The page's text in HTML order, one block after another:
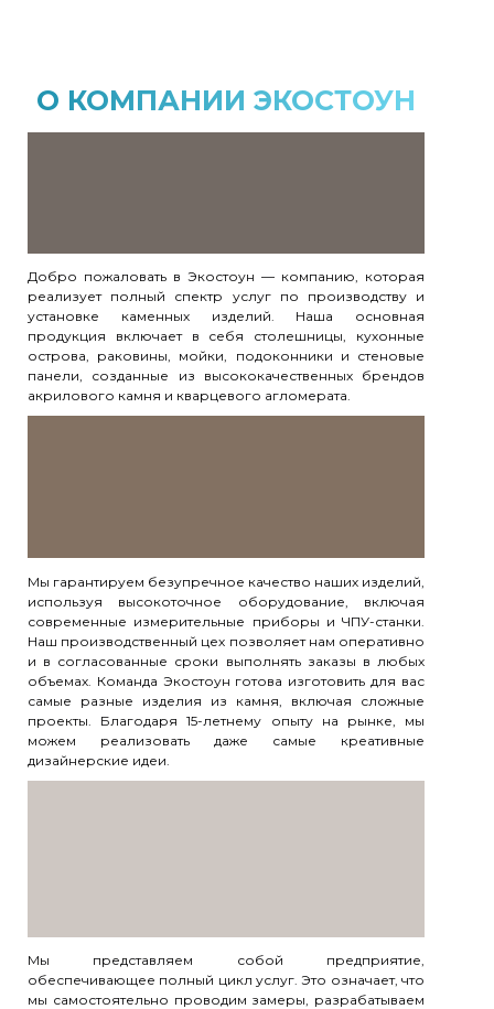
Мы гарантируем безупречное качество наших изделий,
используя высокоточное оборудование, включая
современные измерительные приборы и ЧПУ-станки.
Наш производственный цех позволяет нам оперативно
и в согласованные сроки выполнять заказы в любых
объемах. Команда Экостоун готова изготовить для вас
самые разные изделия из камня, включая сложные
проекты. Благодаря 15-летнему опыту на рынке, мы
можем реализовать даже самые креативные
дизайнерские идеи.
Мы представляем собой предприятие,
обеспечивающее полный цикл услуг. Это означает, что
мы самостоятельно проводим замеры, разрабатываем
Добро пожаловать в Экостоун — компанию, которая
реализует полный спектр услуг по производству и
установке каменных изделий. Наша основная
продукция включает в себя столешницы, кухонные
острова, раковины, мойки, подоконники и стеновые
панели, созданные из высококачественных брендов
акрилового камня и кварцевого агломерата.
О КОМПАНИИ ЭКОСТОУН